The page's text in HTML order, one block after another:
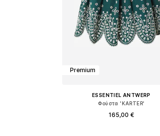
Premium
ESSENTIEL ANTWERP
Φούστα 'KARTER'
165,00 €